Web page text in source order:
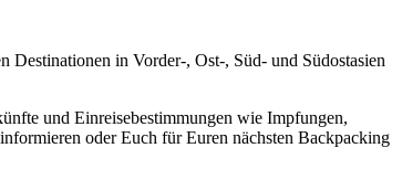
Destinationen in Vorder-, Ost-, Süd- und Südostasien
und Einreisebestimmungen wie Impfungen,
oder Euch für Euren nächsten Backpacking